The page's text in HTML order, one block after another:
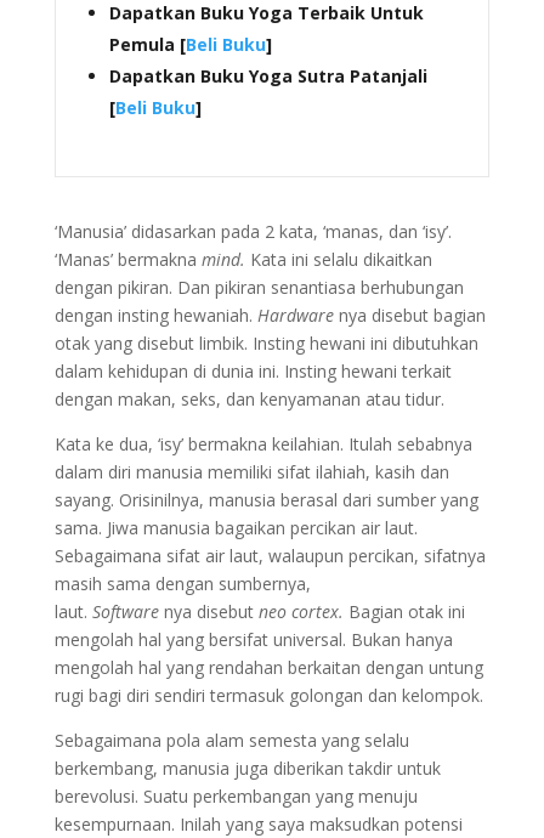
Dapatkan Buku Yoga Terbaik Untuk
Pemula [Beli Buku]
Dapatkan Buku Yoga Sutra Patanjali
[Beli Buku]
‘Manusia’ didasarkan pada 2 kata, ‘manas, dan ‘isy’.
‘Manas’ bermakna mind. Kata ini selalu dikaitkan
dengan pikiran. Dan pikiran senantiasa berhubungan
dengan insting hewaniah. Hardwarenya disebut bagian
otak yang disebut limbik. Insting hewani ini dibutuhkan
dalam kehidupan di dunia ini. Insting hewani terkait
dengan makan, seks, dan kenyamanan atau tidur.
Kata ke dua, ‘isy’ bermakna keilahian. Itulah sebabnya
dalam diri manusia memiliki sifat ilahiah, kasih dan
sayang. Orisinilnya, manusia berasal dari sumber yang
sama. Jiwa manusia bagaikan percikan air laut.
Sebagaimana sifat air laut, walaupun percikan, sifatnya
masih sama dengan sumbernya,
laut. Software nya disebut neo cortex. Bagian otak ini
mengolah hal yang bersifat universal. Bukan hanya
mengolah hal yang rendahan berkaitan dengan untung
rugi bagi diri sendiri termasuk golongan dan kelompok.
Sebagaimana pola alam semesta yang selalu
berkembang, manusia juga diberikan takdir untuk
berevolusi. Suatu perkembangan yang menuju
kesempurnaan. Inilah yang saya maksudkan potensi